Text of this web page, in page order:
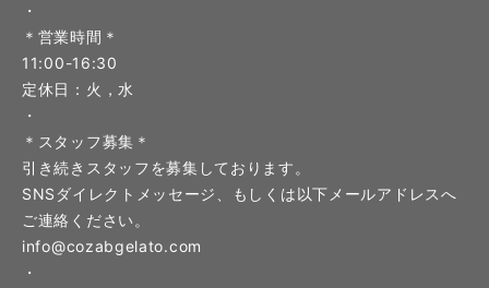
・
＊営業時間＊
11:00-16:30
定休日：火，水
・
＊スタッフ募集＊
引き続きスタッフを募集しております。
SNSダイレクトメッセージ、もしくは以下メールアドレスへ
ご連絡ください。
info@cozabgelato.com
・